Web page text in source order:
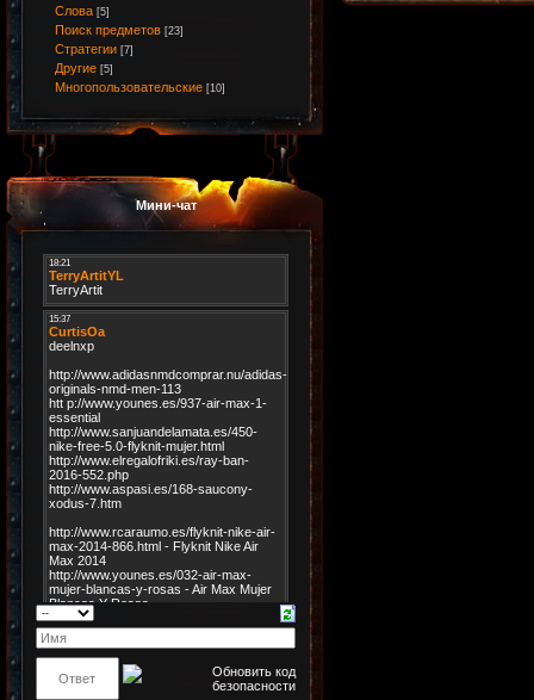
Слова [5]
Поиск предметов [23]
Стратегии [7]
Другие [5]
Многопользовательские [10]
Мини-чат